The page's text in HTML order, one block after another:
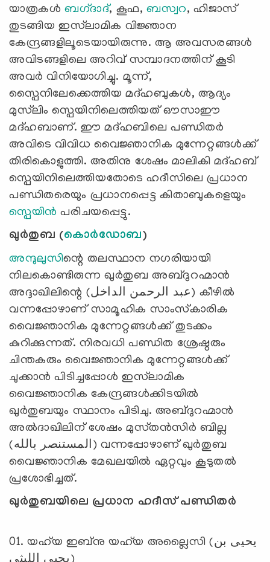
യാത്രകൾ ബഗ്‌ദാദ്‌, കൂഫ,ബസ്വറ, ഹിജാസ്
തുടങ്ങിയ ഇസ്‍ലാമിക വിജ്ഞാന
കേന്ദ്രങ്ങളിലൂടെയായിരുന്നു. ആ അവസരങ്ങള്‍
അവിടങ്ങളിലെ അറിവ് സമ്പാദനത്തിന് കൂടി
അവര്‍ വിനിയോഗിച്ചു. മൂന്ന്,
സ്പൈനിലേക്കെത്തിയ മദ്ഹബുകൾ, ആദ്യം
മുസ്‍ലിം സ്പെയിനിലെത്തിയത് ഔസാഈ
മദ്ഹബാണ്. ഈ മദ്ഹബിലെ പണ്ഡിതർ
അവിടെ വിവിധ വൈജ്ഞാനിക മുന്നേറ്റങ്ങൾക്ക്
തിരികൊളുത്തി. അതിനു ശേഷം മാലികി മദ്ഹബ്
സ്പെയിനിലെത്തിയതോടെ ഹദീസിലെ പ്രധാന
പണ്ഡിതരെയും പ്രധാനപ്പെട്ട കിതാബുകളെയും
സ്പെയിൻ പരിചയപ്പെട്ടു.
ഖുർതുബ (കൊർഡോബ)
അന്ദുലുസിന്റെ തലസ്ഥാന നഗരിയായി
നിലകൊണ്ടിരുന്ന ഖുർതുബ അബ്ദുറഹ്മാൻ
അദ്ദാഖിലിന്റെ (عبد الرحمن الداخل) കീഴിൽ
വന്നപ്പോഴാണ് സാമൂഹിക സാംസ്‌കാരിക
വൈജ്ഞാനിക മുന്നേറ്റങ്ങൾക്ക് തുടക്കം
കുറിക്കുന്നത്. നിരവധി പണ്ഡിത ശ്രേഷ്ഠരും
ചിന്തകരും വൈജ്ഞാനിക മുന്നേറ്റങ്ങൾക്ക്
ചുക്കാൻ പിടിച്ചപ്പോൾ ഇസ്‍ലാമിക
വൈജ്ഞാനിക കേന്ദ്രങ്ങൾക്കിടയിൽ
ഖുർതുബയും സ്ഥാനം പിടിചു. അബ്ദുറഹ്മാൻ
അൽദാഖിലിന് ശേഷം മുസ്‌തൻസിർ ബില്ല
(المستنصر بالله) വന്നപ്പോഴാണ് ഖുർതുബ
വൈജ്ഞാനിക മേഖലയിൽ ഏറ്റവും കൂടുതൽ
പ്രശോഭിച്ചത്.
ഖുർതുബയിലെ പ്രധാന ഹദീസ് പണ്ഡിതർ
01. യഹ്‌യ ഇബ്നു യഹ്‌യ അല്ലൈസി (يحيى بن